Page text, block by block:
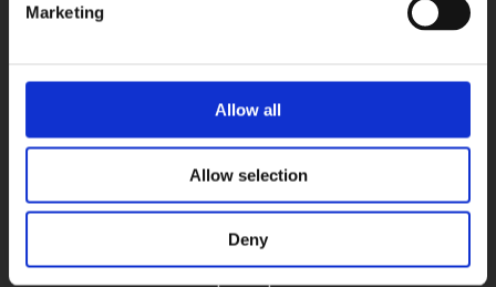
Marketing
Allow all
Allow selection
Deny
PRODUITS
Cartes d'acquisition
Systèmes embarqués
Enregistreurs de données
Convertisseurs de signaux